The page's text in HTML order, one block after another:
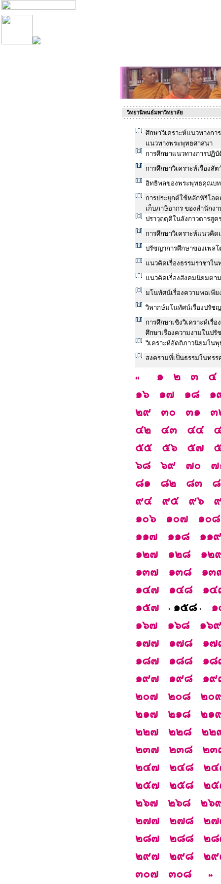
วิทยานิพนธ์มหาวิทยาลัย
ศึกษาวิเคราะห์แนวทางก
แนวทางพระพุทธศาสนา
การศึกษาแนวทางการปฏิ
การศึกษาวิเคราะห์เรื่องสั
อิทธิพลของพระพุทธคุณบ
การประยุกต์ใช้หลักหิริโอ
เก็บภาษีอากร ของสำนักง
ปราวฺฤตฺติในลังกาวตารสูต
การศึกษาวิเคราะห์แนวคิ
ปรัชญาการศึกษาของเพล
แนวคิดเรื่องธรรมราชาใ
แนวคิดเรื่องสังคมนิยมตา
มโนทัศน์เรื่องความพอเพีย
วิพากษ์มโนทัศน์เรื่องปรัช
การศึกษาเชิงวิเคราะห์เรื่
ศึกษาเรื่องความงามในป
วิเคราะห์อัตถิภาวนิยมใน
สงครามที่เป็นธรรมในทร
๑ ๒ ๓
๔
๑๖
๑๗ ๑๘
๑
๒๙
๓๐ ๓๑
๓
๔๒
๔๓ ๔๔
๕๕
๕๖ ๕๗
๖๘
๖๙ ๗๐
๗
๘๑
๘๒ ๘๓
๙๔
๙๕ ๙๖
๑๐๖
๑๐๗
๑๐๘
๑๑๗
๑๑๘
๑๑๙
๑๒๗
๑๒๘
๑๒
๑๓๗
๑๓๘
๑๓
๑๔๗
๑๔๘
๑๔
๑๕๗
๑๕๘
๑๖๗
๑๖๘
๑๖๙
๑๗๗
๑๗๘
๑๗
๑๘๗
๑๘๘
๑๘
๑๙๗
๑๙๘
๑๙
๒๐๗
๒๐๘
๒๐
๒๑๗
๒๑๘
๒๑
๒๒๗
๒๒๘
๒๒
๒๓๗
๒๓๘
๒๓
๒๔๗
๒๔๘
๒
๒๕๗
๒๕๘
๒
๒๖๗
๒๖๘
๒๖
๒๗๗
๒๗๘
๒
๒๘๗
๒๘๘
๒
๒๙๗
๒๙๘
๒
๓๐๗
๓๐๘